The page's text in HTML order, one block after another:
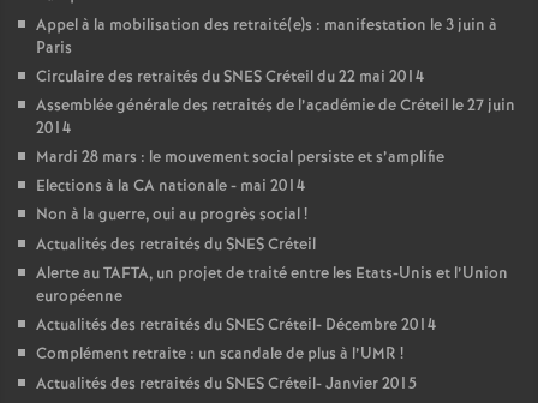
Appel à la mobilisation des retraité(e)s : manifestation le 3 juin à
Paris
Circulaire des retraités duSNESCréteil du 22 mai 2014
Assemblée générale des retraités de l’académie de Créteil le 27 juin
2014
Mardi 28 mars : le mouvement social persiste et s’amplifie
Elections à la CA nationale - mai 2014
Non à la guerre, oui au progrès social!
Actualités des retraités duSNESCréteil
Alerte auTAFTA, un projet de traité entre les Etats-Unis et l’Union
européenne
Actualités des retraités duSNESCréteil- Décembre 2014
Complément retraite : un scandale de plus à l’UMR !
Actualités des retraités duSNESCréteil- Janvier 2015